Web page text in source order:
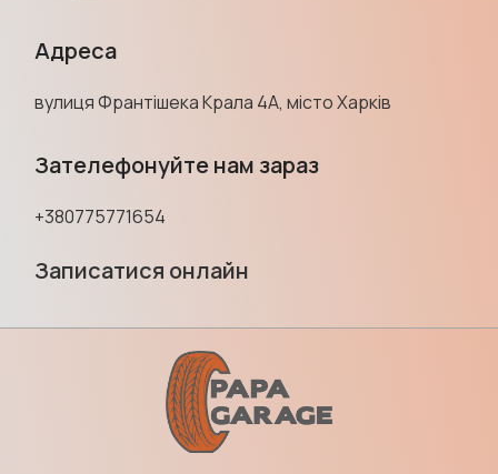
Адреса
вулиця Франтішека Крала 4А, місто Харків
Зателефонуйте нам зараз
+380775771654
Записатися онлайн